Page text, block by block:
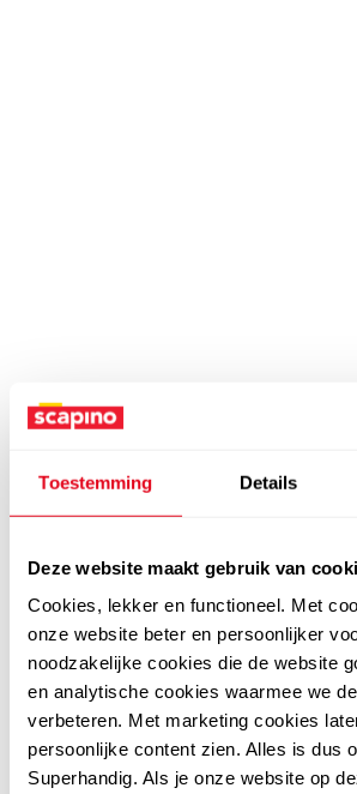
Toestemming Details
Deze website maakt gebruik van
Cookies, lekker en functioneel. Met
onze website beter en persoonlijker
noodzakelijke cookies die de website
en analytische cookies waarmee we
verbeteren. Met marketing cookies
persoonlijke content zien. Alles is dus
Superhandig. Als je onze website op